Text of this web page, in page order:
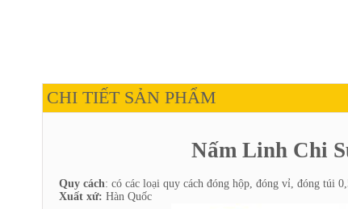
CHI TIẾT SẢN PHẨM
Nấm Linh Chi
Quy cách: có các loại quy cách đóng hộp, đóng vỉ, đóng túi
Xuất xứ: Hàn Quốc